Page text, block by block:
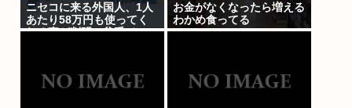
ニセコに来る外国人、1人
あたり58万円も使ってく
れる事が判明。貧乏ジャッ
お金がなくなったら増える
わかめ食ってる